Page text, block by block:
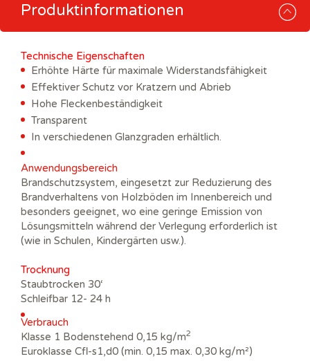
Produktinformationen
Technische Eigenschaften
Erhöhte Härte für maximale Widerstandsfähigkeit
Effektiver Schutz vor Kratzern und Abrieb
Hohe Fleckenbeständigkeit
Transparent
In verschiedenen Glanzgraden erhältlich.
Anwendungsbereich
Brandschutzsystem, eingesetzt zur Reduzierung des
Brandverhaltens von Holzböden im Innenbereich und
besonders geeignet, wo eine geringe Emission von
Lösungsmitteln während der Verlegung erforderlich ist
(wie in Schulen, Kindergärten usw.).
Trocknung
Staubtrocken 30‘
Schleifbar 12- 24 h
Verbrauch
Klasse 1 Bodenstehend 0,15 kg/m2
Euroklasse Cfl-s1,d0 (min. 0,15 max. 0,30 kg/m²)